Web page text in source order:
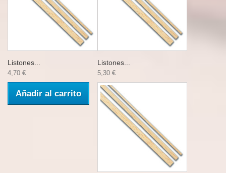
Listones...
4,70 €
Añadir al carrito
Listones...
5,30 €